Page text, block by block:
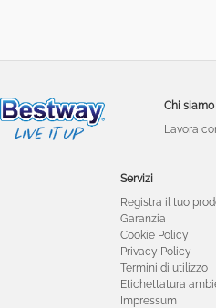
Chi siamo
Lavora
Servizi
Registra il tuo
Garanzia
Cookie Policy
Privacy Policy
Termini di utilizzo
Etichettatura
Impressum